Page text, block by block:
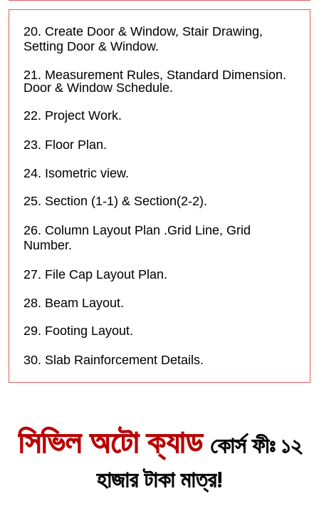
20. Create Door & Window, Stair Drawing,
Setting Door & Window.
21. Measurement Rules, Standard Dimension.
Door & Window Schedule.
22. Project Work.
23. Floor Plan.
24. Isometric view.
25. Section (1-1) & Section(2-2).
26. Column Layout Plan .Grid Line, Grid
Number.
27. File Cap Layout Plan.
28. Beam Layout.
29. Footing Layout.
30. Slab Rainforcement Details.
সিভিল অটো ক্যাড কোর্স ফীঃ ১২
হাজার টাকা মাত্র!